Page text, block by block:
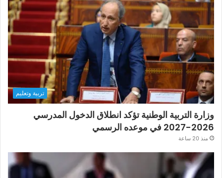
تربية وتعليم
وزارة التربية الوطنية تؤكد انطلاق الدخول المدرسي
2026-2027 في موعده الرسمي
منذ 20 ساعة